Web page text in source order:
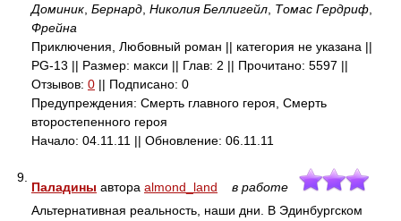
Доминик Бернард Николия Беллигейл Томас Гердриф
Фрейна
Приключения, Любовный роман || категория не указана ||
PG-13 || Размер: макси || Глав: 2 || Прочитано: 5597 ||
Отзывов: 0 || Подписано: 0
Предупреждения: Смерть главного героя, Смерть
второстепенного героя
Начало: 04.11.11 || Обновление: 06.11.11
9.
Паладины автора almond_land
в работе
Альтернативная реальность, наши дни. В Эдинбургском